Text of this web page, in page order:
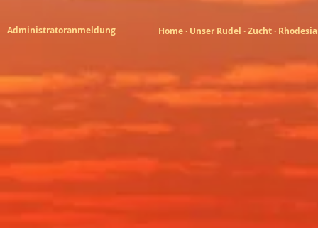
Administratoranmeldung Home· Unser Rudel ·Zucht·